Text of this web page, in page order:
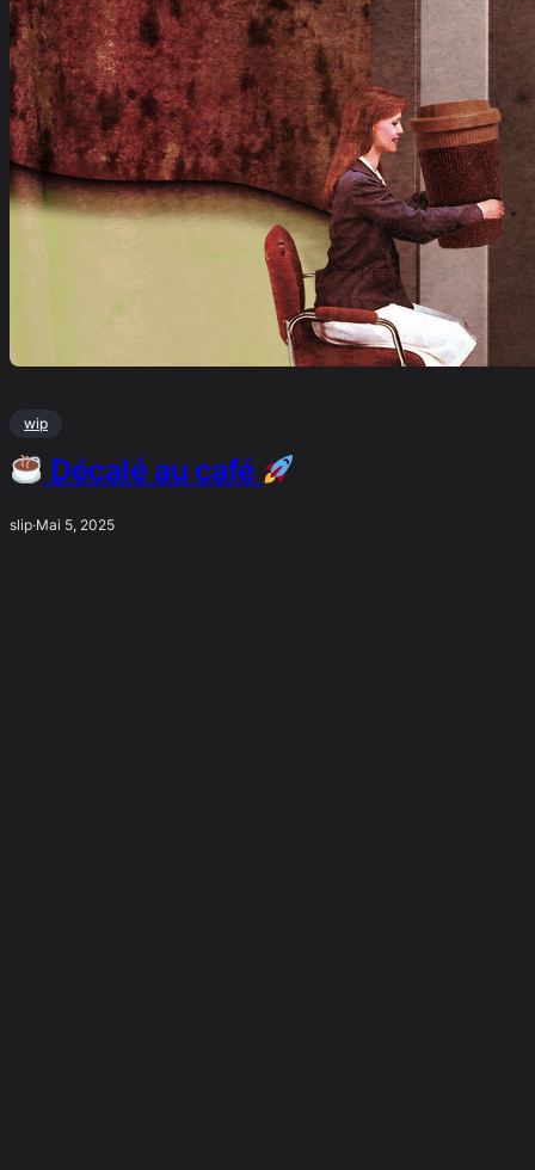
wip
Décalé au café
slip·Mai 5, 2025